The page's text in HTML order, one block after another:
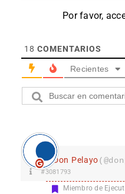
Por favor,
18 COMENTARIOS
Recientes
Don Pelayo
#3081793
Miembro de